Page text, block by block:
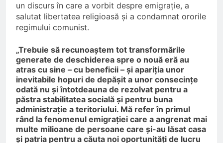
un discurs în care a vorbit despre emigrație, a
salutat libertatea religioasă și a condamnat ororile
regimului comunist.
„Trebuie să recunoaștem tot transformările
generate de deschiderea spre o nouă eră au
atras cu sine – cu beneficii – și apariția unor
inevitabile hopuri de depășit a unor consecințe
odată nu și întotdeauna de rezolvat pentru a
păstra stabilitatea socială și pentru buna
administrație a teritoriului. Mă refer în primul
rând la fenomenul emigrației care a angrenat mai
multe milioane de persoane care și-au lăsat casa
și patria pentru a căuta noi oportunități de lucru